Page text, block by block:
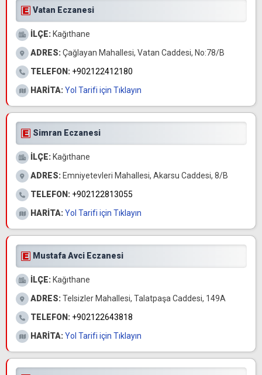
Vatan Eczanesi
İLÇE: Kağıthane
ADRES:Çağlayan Mahallesi, Vatan Caddesi, No:78/B
TELEFON: +902122412180
HARİTA:Yol Tarifi için Tıklayın
Simran Eczanesi
İLÇE: Kağıthane
ADRES: Emniyetevleri Mahallesi, Akarsu Caddesi, 8/B
TELEFON: +902122813055
HARİTA:Yol Tarifi için Tıklayın
Mustafa Avci Eczanesi
İLÇE: Kağıthane
ADRES:Telsizler Mahallesi, Talatpaşa Caddesi, 149A
TELEFON: +902122643818
HARİTA:Yol Tarifi için Tıklayın